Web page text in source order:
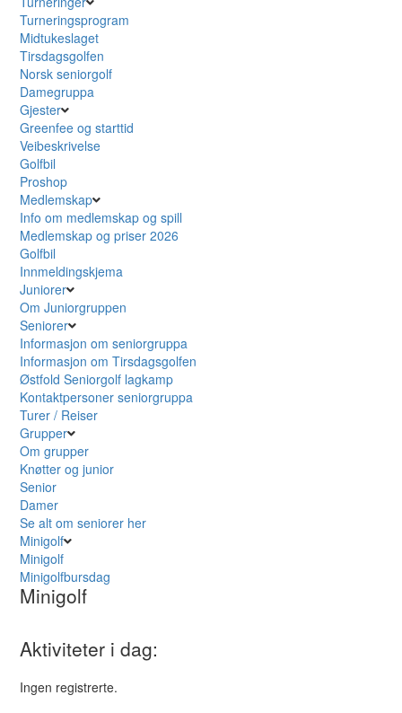
Turneringsprogram
Midtukeslaget
Tirsdagsgolfen
Norsk seniorgolf
Damegruppa
Gjester
Greenfee og starttid
Veibeskrivelse
Golfbil
Proshop
Medlemskap
Info om medlemskap og spill
Medlemskap og priser 2026
Golfbil
Innmeldingskjema
Juniorer
Om Juniorgruppen
Seniorer
Informasjon om seniorgruppa
Informasjon om Tirsdagsgolfen
Østfold Seniorgolf lagkamp
Kontaktpersoner seniorgruppa
Turer / Reiser
Grupper
Om grupper
Knøtter og junior
Senior
Damer
Se alt om seniorer her
Minigolf
Minigolf
Minigolfbursdag
Minigolf
Aktiviteter i dag:
Ingen registrerte.